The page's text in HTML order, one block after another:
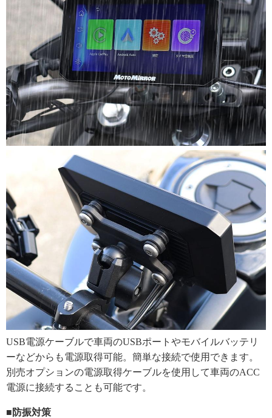
USB電源ケーブルで車両のUSBポートやモバイルバッテリ
ーなどからも電源取得可能。簡単な接続で使用できます。
別売オプションの電源取得ケーブルを使用して車両のACC
電源に接続することも可能です。
■防振対策